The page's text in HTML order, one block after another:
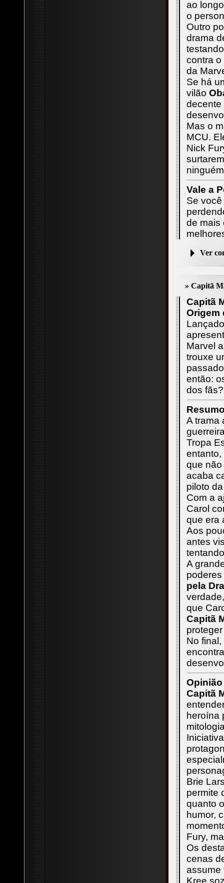
ao
o
Outro
drama
contra
da
Se há
vilão
decente
Mas o
MCU.
Nick
Vale a
Se
de mais
Ver
» Capitã
Capitã
Origem
Marvel
trouxe
então:
dos
A
Tropa
que
acaba
piloto
Com a
Carol
que era
Aos
antes
A
pela
que
Capitã
No
Capitã
heroína
Brie
permite
quanto
humor,
Fury,
Os
cenas
assume
Kree